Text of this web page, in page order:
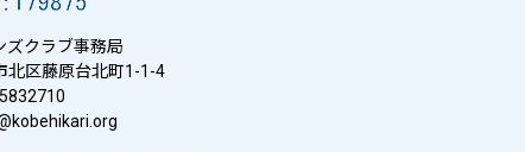
ズクラブ事務局
北区藤原台北町1-1-4